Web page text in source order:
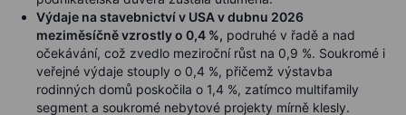
Výdaje na stavebnictví v USA v dubnu 2026
meziměsíčně vzrostly o 0,4 %, podruhé v řadě a nad
očekávání, což zvedlo meziroční růst na 0,9 %. Soukromé i
veřejné výdaje stouply o 0,4 %, přičemž výstavba
rodinných domů poskočila o 1,4 %, zatímco multifamily
segment a soukromé nebytové projekty mírně klesly.